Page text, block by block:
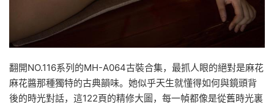
翻開NO.116系列的MH-A064古裝合集，最抓人眼的絕對是麻花
麻花醬那種獨特的古典韻味。她似乎天生就懂得如何與鏡頭背
後的時光對話，這122頁的精修大圖，每一幀都像是從舊時光裏